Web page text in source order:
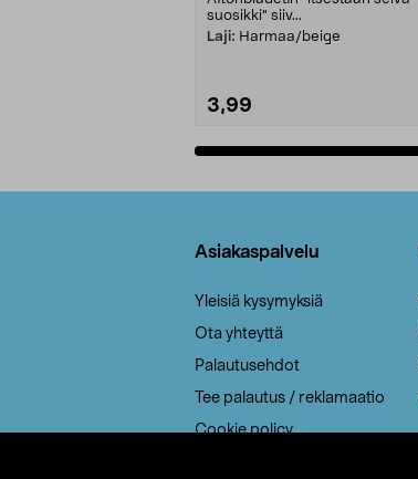
suosikki" siiv...
Laji: Harmaa/beige
3,99
Asiakaspalvelu
Yleisiä kysymyksiä
Ota yhteyttä
Palautusehdot
Tee palautus / reklamaatio
Cookie policy